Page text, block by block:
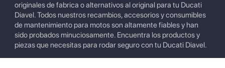
originales de fabrica o alternativos al original para tu Ducati
Diavel. Todos nuestros recambios, accesorios y consumibles
de mantenimiento para motos son altamente fiables y han
sido probados minuciosamente. Encuentra los productos y
piezas que necesitas para rodar seguro con tu Ducati Diavel.